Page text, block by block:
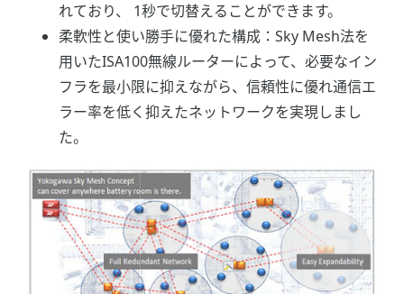
れており、 1秒で切替えることができます。
柔軟性と使い勝手に優れた構成：Sky Mesh法を
用いたISA100無線ルーターによって、必要なイン
フラを最小限に抑えながら、信頼性に優れ通信エ
ラー率を低く抑えたネットワークを実現しまし
た。